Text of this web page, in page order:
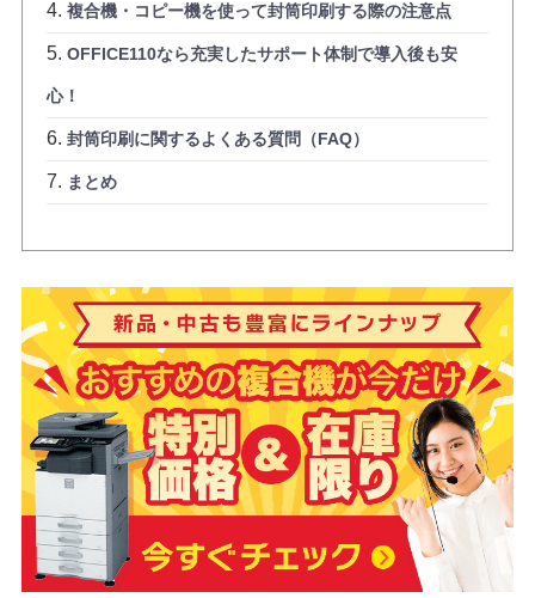
複合機・コピー機を使って封筒印刷する際の注意点
OFFICE110なら充実したサポート体制で導入後も安
心！
封筒印刷に関するよくある質問（FAQ）
まとめ